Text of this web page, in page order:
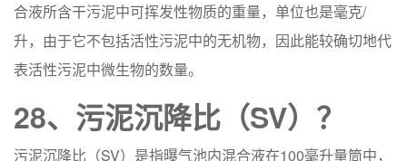
合液所含干污泥中可挥发性物质的重量，单位也是毫克/
升，由于它不包括活性污泥中的无机物，因此能较确切地代
表活性污泥中微生物的数量。
28、污泥沉降比（SV）？
污泥沉降比（SV）是指曝气池内混合液在100毫升量筒中，